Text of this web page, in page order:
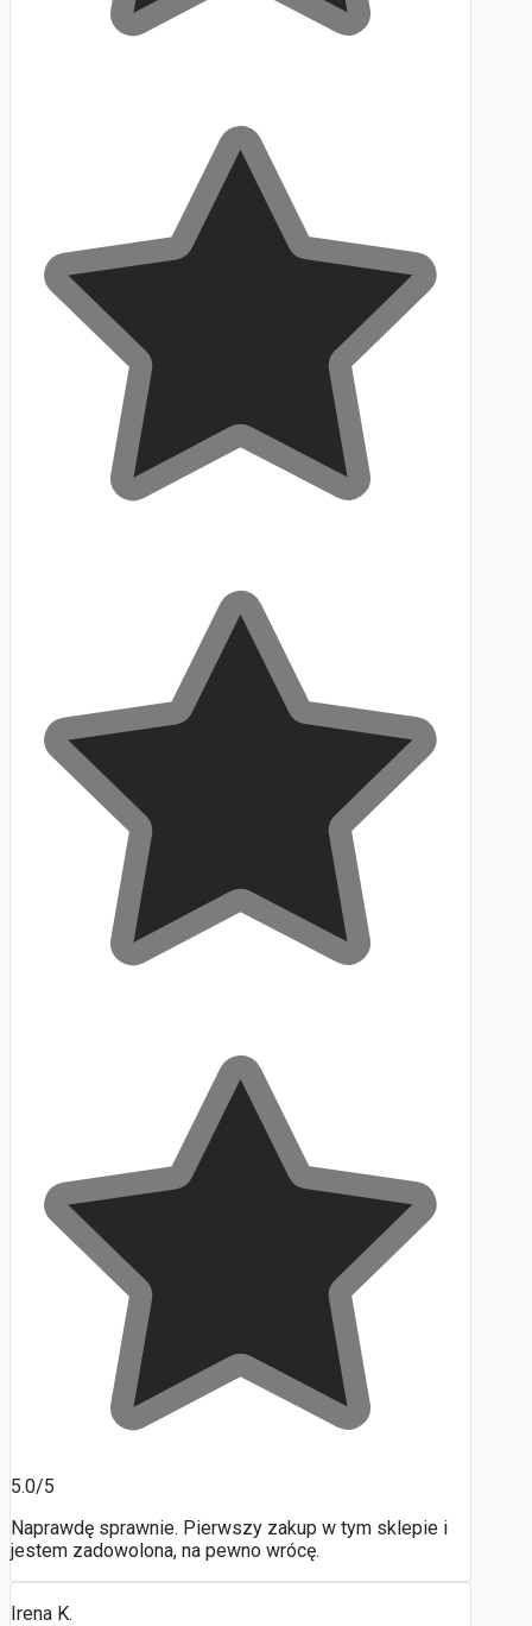
5.0/5
Naprawdę sprawnie. Pierwszy zakup w tym sklepie i
jestem zadowolona, na pewno wrócę.
Irena K.